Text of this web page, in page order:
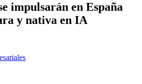
impulsarán en España
y nativa en IA